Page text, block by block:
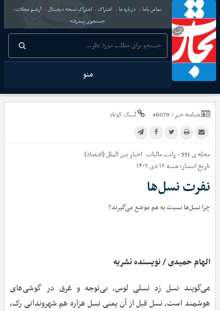
تماس باما درباره ما اشتراک اشتراک نسخه دیجیتال
آرشیو مجلات
جستجوی پیشرفته
منو
شناسه خبر : 46070 لینک کوتاه
مجله ی 531 - رانت مالیات اخباربین الملل (اقتصاد)
تاریخ انتشار:شنبه ۱۶ دی ۱۴۰۲
نفرت نسل‌ها
چرا نسل‌ها نسبت به هم موضع می‌گیرند؟
الهام حمیدی / نویسنده نشریه
می‌گویند نسل زد نسلی لوس، بی‌توجه و غرق در گوشی‌های
هوشمند است، نسل قبل از آن یعنی نسل هزاره هم شهروندانی رک،